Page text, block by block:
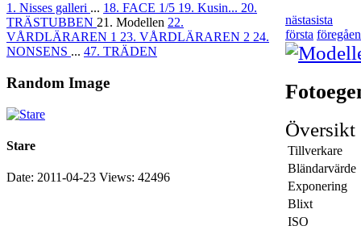
1. Nisses galleri ... 18. FACE 1/5 19. Kusin... 20.
TRÄSTUBBEN 21. Modellen 22.
VÅRDLÄRAREN 1 23. VÅRDLÄRAREN 2 24.
NONSENS ... 47. TRÄDEN
Random Image
Stare
Date: 2011-04-23 Views: 42496
nästasista
första
Tillverkare
Bländarvärde
Exponering
Blixt
ISO